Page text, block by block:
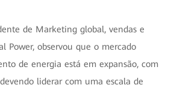
de Marketing global, vendas e
Power, observou que o mercado
de energia está em expansão, com
liderar com uma escala de